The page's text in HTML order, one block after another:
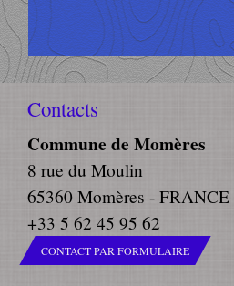
Contacts
Commune de Momères
8 rue du Moulin
65360 Momères - FRANCE
+33 5 62 45 95 62
CONTACT PAR FORMULAIRE